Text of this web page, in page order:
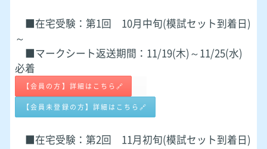
■在宅受験：第1回 10月中旬(模試セット到着日)
～
■マークシート返送期間：11/19(木)～11/25(水)
必着
【会員の方】詳細はこちら🔗
【会員未登録の方】詳細はこちら🔗
■在宅受験：第2回 11月初旬(模試セット到着日)